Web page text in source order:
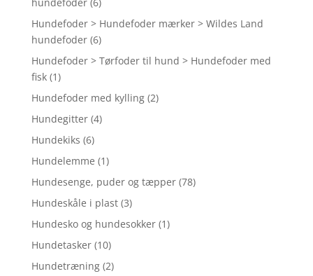
Hundefoder > Hundefoder mærker > Wildes Land
hundefoder (6)
Hundefoder > Tørfoder til hund > Hundefoder med
fisk (1)
Hundefoder med kylling (2)
Hundegitter (4)
Hundekiks (6)
Hundelemme (1)
Hundesenge, puder og tæpper (78)
Hundeskåle i plast (3)
Hundesko og hundesokker (1)
Hundetasker (10)
Hundetræning (2)